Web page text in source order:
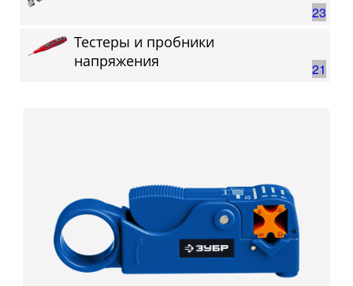
23
21
Тестеры и пробники
напряжения